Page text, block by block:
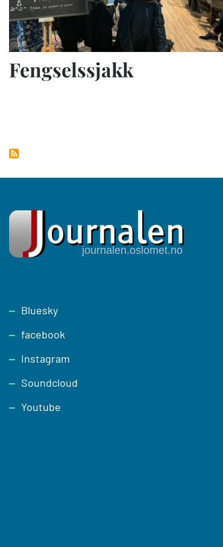
Fengselssjakk
Sider
Footer
Bluesky
facebook
Instagram
Soundcloud
Youtube